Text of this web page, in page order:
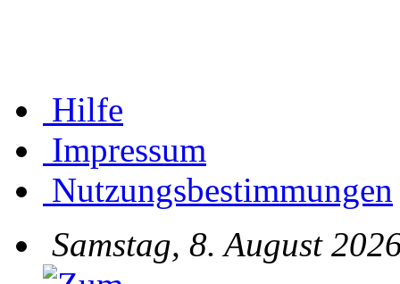
Hilfe
Impressum
Nutzungsbestimmungen
Samstag, 8. August